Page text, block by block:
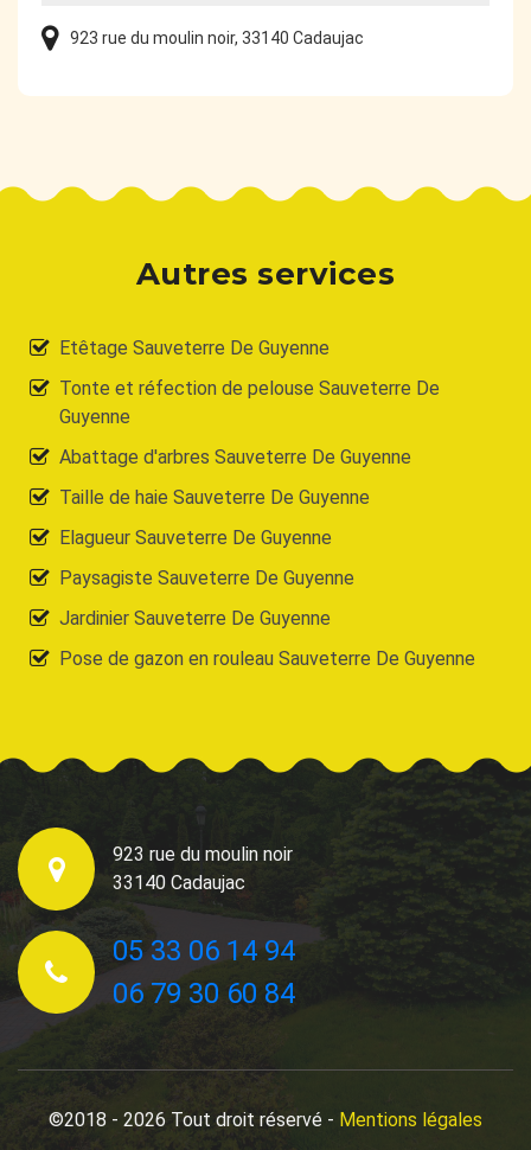
923 rue du moulin noir, 33140 Cadaujac
Autres services
Etêtage Sauveterre De Guyenne
Tonte et réfection de pelouse Sauveterre De
Guyenne
Abattage d'arbres Sauveterre De Guyenne
Taille de haie Sauveterre De Guyenne
Elagueur Sauveterre De Guyenne
Paysagiste Sauveterre De Guyenne
Jardinier Sauveterre De Guyenne
Pose de gazon en rouleau Sauveterre De Guyenne
923 rue du moulin noir
33140 Cadaujac
05 33 06 14 94
06 79 30 60 84
©2018 - 2026 Tout droit réservé - Mentions légales